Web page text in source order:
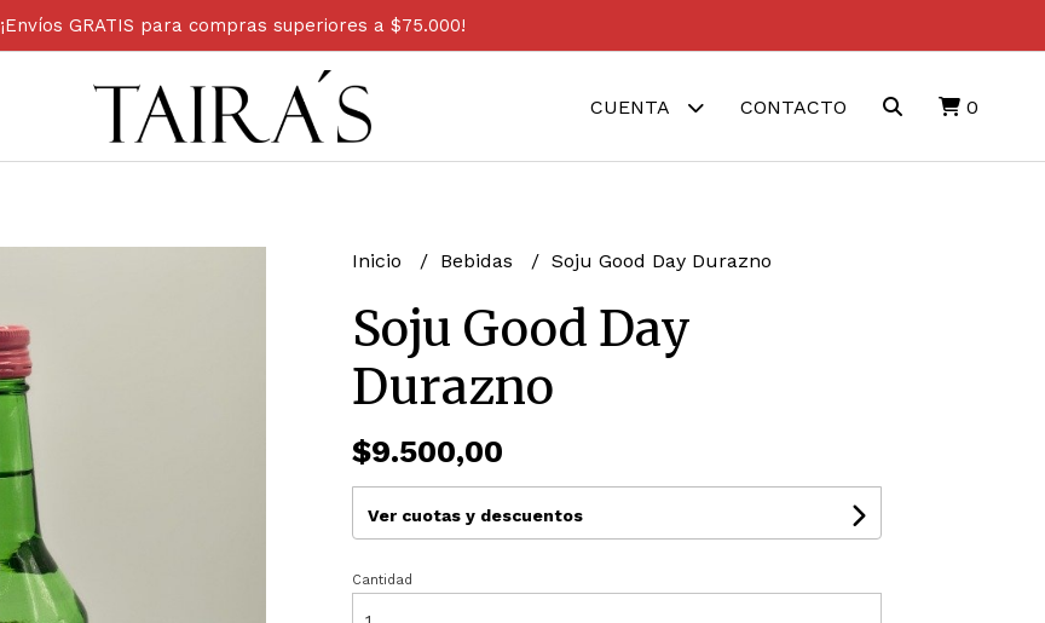
¡Envíos GRATIS para compras superiores a $75.000!
CUENTA CONTACTO 0
Inicio Bebidas Soju Good Day Durazno
Soju Good Day
Durazno
$9.500,00
Ver cuotas y descuentos
Cantidad